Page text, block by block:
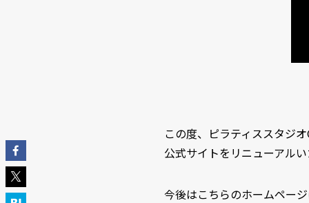
この度、ピラティススタジ
公式サイトをリニューアルい
今後はこちらのホームペー